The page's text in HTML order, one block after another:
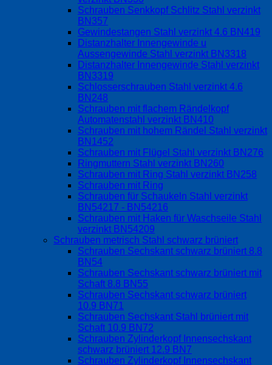
Schrauben Senkkopf Schlitz Stahl verzinkt
BN357
Gewindestangen Stahl verzinkt 4.6 BN419
Distanzhalter Innengewinde u
Aussengewinde Stahl verzinkt BN3318
Distanzhalter Innengewinde Stahl verzinkt
BN3319
Schlosserschrauben Stahl verzinkt 4.6
BN248
Schrauben mit flachem Rändelkopf
Automatenstahl verzinkt BN410
Schrauben mit hohem Rändel Stahl verzinkt
BN1452
Schrauben mit Flügel Stahl verzinkt BN276
Ringmuttern Stahl verzinkt BN260
Schrauben mit Ring Stahl verzinkt BN258
Schrauben mit Ring
Schrauben für Schaukeln Stahl verzinkt
BN54217 - BN54216
Schrauben mit Haken für Waschseile Stahl
verzinkt BN54209
Schrauben metrisch Stahl schwarz brüniert
Schrauben Sechskant schwarz brüniert 8.8
BN54
Schrauben Sechskant schwarz brüniert mit
Schaft 8.8 BN55
Schrauben Sechskant schwarz brüniert
10.9 BN71
Schrauben Sechskant Stahl brüniert mit
Schaft 10.9 BN72
Schrauben Zylinderkopf Innensechskant
schwarz brüniert 12.9 BN7
Schrauben Zylinderkopf Innensechskant